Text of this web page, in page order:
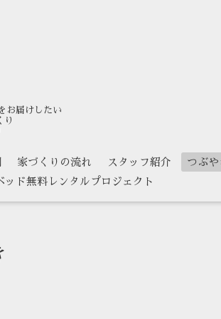
お届けしたい
り
家づくりの流れ スタッフ紹介 つぶや
ド無料レンタルプロジェクト